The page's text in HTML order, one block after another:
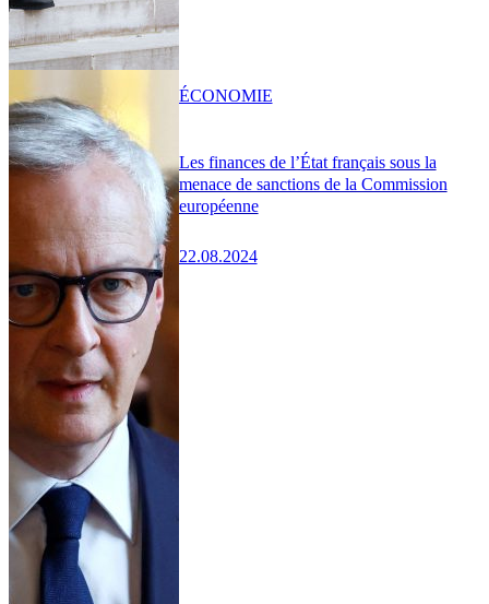
Les finances de l’État français sous la
menace de sanctions de la Commission
européenne
22.08.2024
ÉCONOMIE